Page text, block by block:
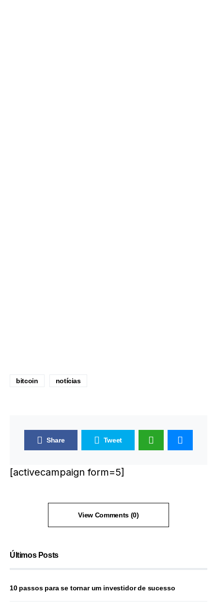
bitcoin notícias
Share Tweet
[activecampaign form=5]
View Comments (0)
Últimos Posts
10 passos para se tornar um investidor de sucesso